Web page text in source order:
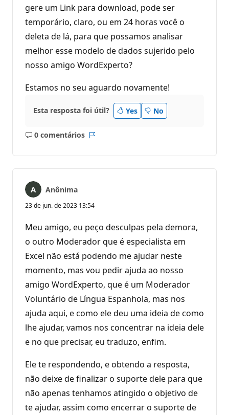
gere um Link para download, pode ser
temporário, claro, ou em 24 horas você o
deleta de lá, para que possamos analisar
melhor esse modelo de dados sujerido pelo
nosso amigo WordExperto?
Estamos no seu aguardo novamente!
Esta resposta foi útil? Yes No
0 comentários
Sem
Anônima
23 de jun. de 2023 13:54
Meu amigo, eu peço desculpas pela demora,
o outro Moderador que é especialista em
Excel não está podendo me ajudar neste
momento, mas vou pedir ajuda ao nosso
amigo WordExperto, que é um Moderador
Voluntário de Língua Espanhola, mas nos
ajuda aqui, e como ele deu uma ideia de como
lhe ajudar, vamos nos concentrar na ideia dele
e no que precisar, eu traduzo, enfim.
Ele te respondendo, e obtendo a resposta,
não deixe de finalizar o suporte dele para que
não apenas tenhamos atingido o objetivo de
te ajudar, assim como encerrar o suporte de